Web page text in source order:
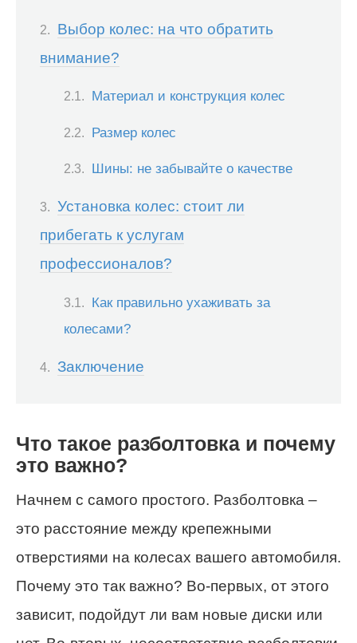
Выбор колес: на что обратить
внимание?
Материал и конструкция колес
Размер колес
Шины: не забывайте о качестве
Установка колес: стоит ли
прибегать к услугам
профессионалов?
Как правильно ухаживать за
колесами?
Заключение
Что такое разболтовка и почему
это важно?
Начнем с самого простого. Разболтовка –
это расстояние между крепежными
отверстиями на колесах вашего автомобиля.
Почему это так важно? Во-первых, от этого
зависит, подойдут ли вам новые диски или